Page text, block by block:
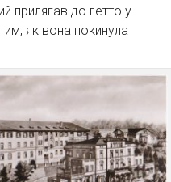
прилягав до ґетто у
як вона покинула